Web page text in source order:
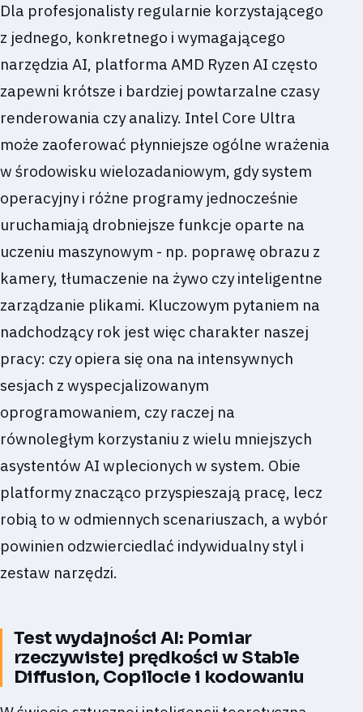
Dla profesjonalisty regularnie korzystającego
z jednego, konkretnego i wymagającego
narzędzia AI, platforma AMD Ryzen AI często
zapewni krótsze i bardziej powtarzalne czasy
renderowania czy analizy. Intel Core Ultra
może zaoferować płynniejsze ogólne wrażenia
w środowisku wielozadaniowym, gdy system
operacyjny i różne programy jednocześnie
uruchamiają drobniejsze funkcje oparte na
uczeniu maszynowym - np. poprawę obrazu z
kamery, tłumaczenie na żywo czy inteligentne
zarządzanie plikami. Kluczowym pytaniem na
nadchodzący rok jest więc charakter naszej
pracy: czy opiera się ona na intensywnych
sesjach z wyspecjalizowanym
oprogramowaniem, czy raczej na
równoległym korzystaniu z wielu mniejszych
asystentów AI wplecionych w system. Obie
platformy znacząco przyspieszają pracę, lecz
robią to w odmiennych scenariuszach, a wybór
powinien odzwierciedlać indywidualny styl i
zestaw narzędzi.
Test wydajności AI: Pomiar
rzeczywistej prędkości w Stable
Diffusion, Copilocie i kodowaniu